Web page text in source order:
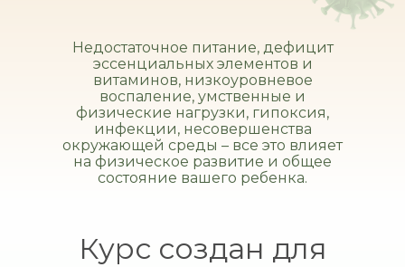
Недостаточное питание, дефицит
эссенциальных элементов и
витаминов, низкоуровневое
воспаление, умственные и
физические нагрузки, гипоксия,
инфекции, несовершенства
окружающей среды – все это влияет
на физическое развитие и общее
состояние вашего ребенка.
Курс создан для